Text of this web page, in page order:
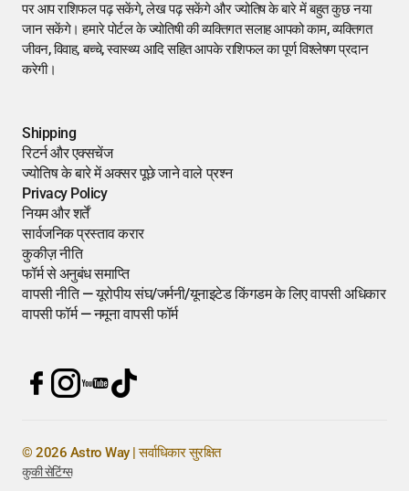
पर आप राशिफल पढ़ सकेंगे, लेख पढ़ सकेंगे और ज्योतिष के बारे में बहुत कुछ नया
जान सकेंगे। हमारे पोर्टल के ज्योतिषी की व्यक्तिगत सलाह आपको काम, व्यक्तिगत
जीवन, विवाह, बच्चे, स्वास्थ्य आदि सहित आपके राशिफल का पूर्ण विश्लेषण प्रदान
करेगी।
Shipping
रिटर्न और एक्सचेंज
ज्योतिष के बारे में अक्सर पूछे जाने वाले प्रश्न
Privacy Policy
नियम और शर्तें
सार्वजनिक प्रस्ताव करार
कुकीज़ नीति
फॉर्म से अनुबंध समाप्ति
वापसी नीति — यूरोपीय संघ/जर्मनी/यूनाइटेड किंगडम के लिए वापसी अधिकार
वापसी फॉर्म — नमूना वापसी फॉर्म
© 2026 Astro Way | सर्वाधिकार सुरक्षित
कुकी सेटिंग्स